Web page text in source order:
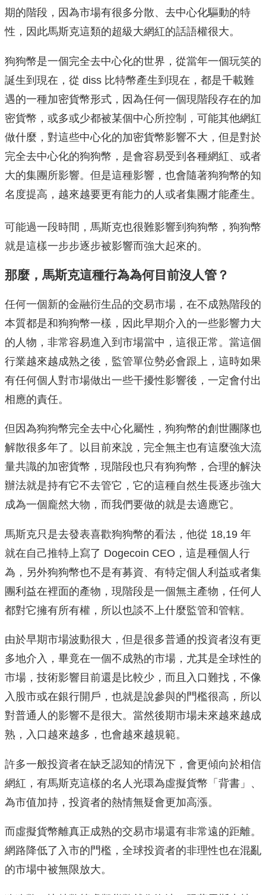
期的階段，因為市場有很多分散、去中心化驅動的特
性，因此馬斯克這類的超級大網紅的話語權很大。
狗狗幣是一個完全去中心化的世界，從當年一個玩笑的
誕生到現在，從 diss 比特幣產生到現在，都是千載難
遇的一種加密貨幣形式，因為任何一個現階段存在的加
密貨幣，或多或少都被某個中心所控制，可能其他網紅
做什麼，對這些中心化的加密貨幣影響不大，但是對於
完全去中心化的狗狗幣，是會容易受到各種網紅、或者
大的集團所影響。但是這種影響，也會隨著狗狗幣的知
名度提高，越來越要更有能力的人或者集團才能產生。
可能過一段時間，馬斯克也很難影響到狗狗幣，狗狗幣
就是這樣一步步逐步被影響而強大起來的。
那麼， 馬斯克這種行為為何目前沒人管？
任何一個新的金融衍生品的交易市場，在不成熟階段的
本質都是和狗狗幣一樣，因此早期介入的一些影響力大
的人物，非常容易進入到市場當中，這很正常。當這個
行業越來越成熟之後，監管單位勢必會跟上，這時如果
有任何個人對市場做出一些干擾性影響後，一定會付出
相應的責任。
但因為狗狗幣完全去中心化屬性，狗狗幣的創世團隊也
解散很多年了。以目前來說，完全無主也有這麼強大流
量共識的加密貨幣，現階段也只有狗狗幣，合理的解決
辦法就是持有它不去管它，它的這種自然生長逐步強大
成為一個龐然大物，而我們要做的就是去適應它。
馬斯克只是去發表喜歡狗狗幣的看法，他從 18,19 年
就在自己推特上寫了 Dogecoin CEO，這是種個人行
為，另外狗狗幣也不是有募資、有特定個人利益或者集
團利益在裡面的產物，現階段是一個無主產物，任何人
都對它擁有所有權，所以也談不上什麼監管和管轄。
由於早期市場波動很大，但是很多普通的投資者沒有更
多地介入，畢竟在一個不成熟的市場，尤其是全球性的
市場，技術影響目前還是比較少，而且入口難找，不像
入股市或在銀行開戶，也就是說參與的門檻很高，所以
對普通人的影響不是很大。當然後期市場未來越來越成
熟，入口越來越多，也會越來越規範。
許多一般投資者在缺乏認知的情況下，會更傾向於相信
網紅，有馬斯克這樣的名人光環為虛擬貨幣「背書」、
為市值加持，投資者的熱情無疑會更加高漲。
而虛擬貨幣離真正成熟的交易市場還有非常遠的距離。
網路降低了入市的門檻，全球投資者的非理性也在混亂
的市場中被無限放大。